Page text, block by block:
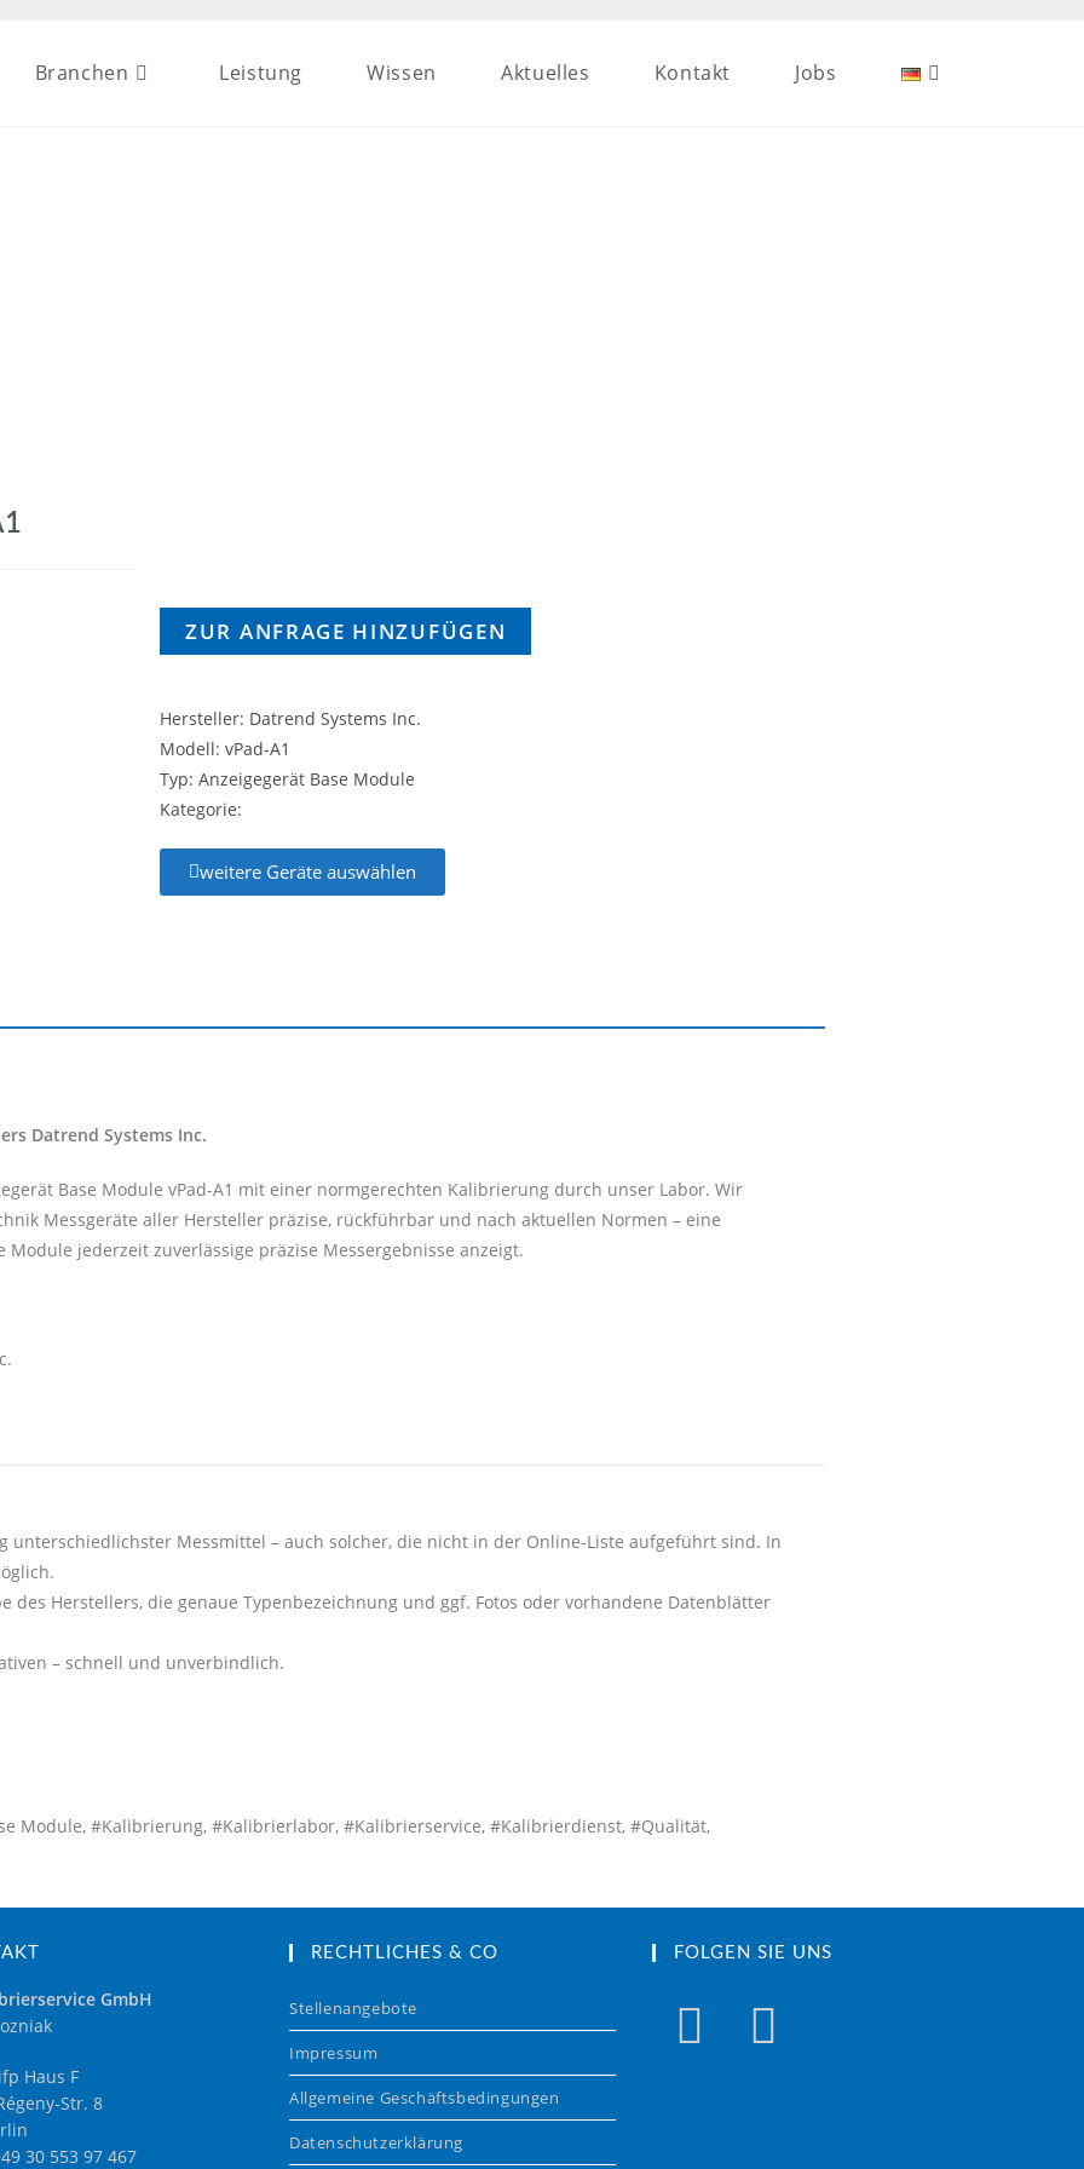
Branchen Leistung Wissen Aktuelles Kontakt Jobs
ZUR ANFRAGE HINZUFÜGEN
Hersteller: Datrend Systems Inc.
Modell: vPad-A1
Typ: Anzeigegerät Base Module
Kategorie:
weitere Geräte auswählen
Datrend Systems Inc.
Base Module vPad-A1 mit einer normgerechten Kalibrierung durch unser Labor. Wir
Messgeräte aller Hersteller präzise, rückführbar und nach aktuellen Normen – eine
jederzeit zuverlässige präzise Messergebnisse anzeigt.
Messmittel – auch solcher, die nicht in der Online-Liste aufgeführt sind. In
des Herstellers, die genaue Typenbezeichnung und ggf. Fotos oder vorhandene Datenblätter
– schnell und unverbindlich.
Module, #Kalibrierung, #Kalibrierlabor, #Kalibrierservice, #Kalibrierdienst, #Qualität,
GmbH
Haus F
Str. 8
30 553 97 467
RECHTLICHES & CO
Stellenangebote
Impressum
Allgemeine Geschäftsbedingungen
Datenschutzerklärung
FOLGEN SIE UNS